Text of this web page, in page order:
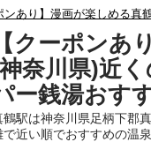
ンあり】漫画が楽しめる
【クーポンあ
奈川県)近
ー銭湯おす
鶴駅は神奈川県足柄下郡
で近い順でおすすめの温